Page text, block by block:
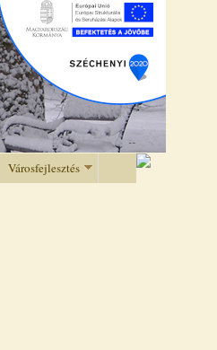
Városfejlesztés